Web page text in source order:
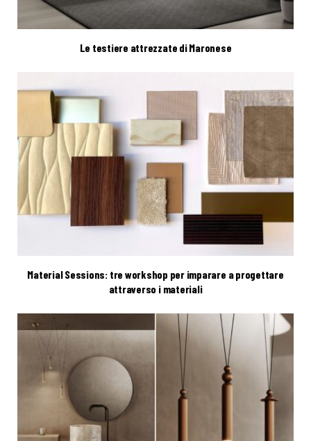
Le testiere attrezzate di Maronese
Material Sessions: tre workshop per imparare a progettare
attraverso i materiali